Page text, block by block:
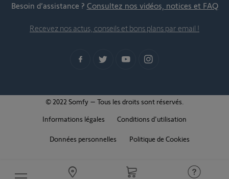
Besoin d’assistance ? Consultez nos vidéos, notices et FAQ
Recevez nos actus, conseils et bons plans par email !
© 2022 Somfy – Tous les droits sont réservés.
Informations légales
Conditions d'utilisation
Données personnelles Politique de Cookies